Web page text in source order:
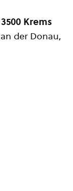
Krems
der Donau,